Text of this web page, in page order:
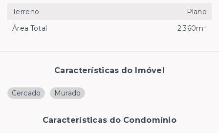
Características do Imóvel
Cercado Murado
Características do Condomínio
Terreno
Plano
Área Total
2.360m²